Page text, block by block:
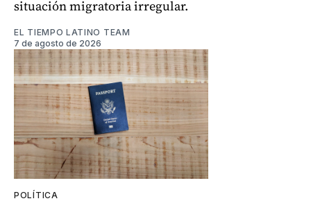
situación migratoria irregular.
EL TIEMPO LATINO TEAM
7 de agosto de 2026
POLÍTICA